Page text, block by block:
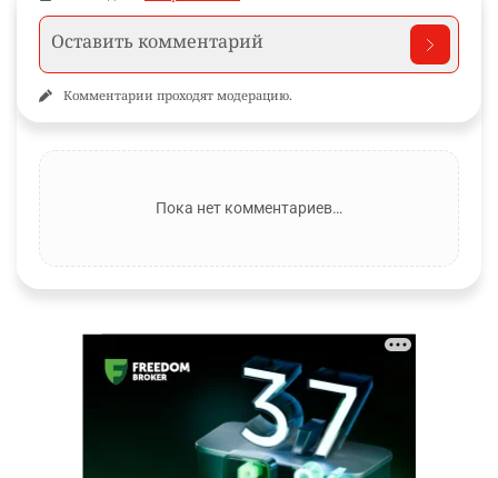
Комментарии проходят модерацию.
Пока нет комментариев…